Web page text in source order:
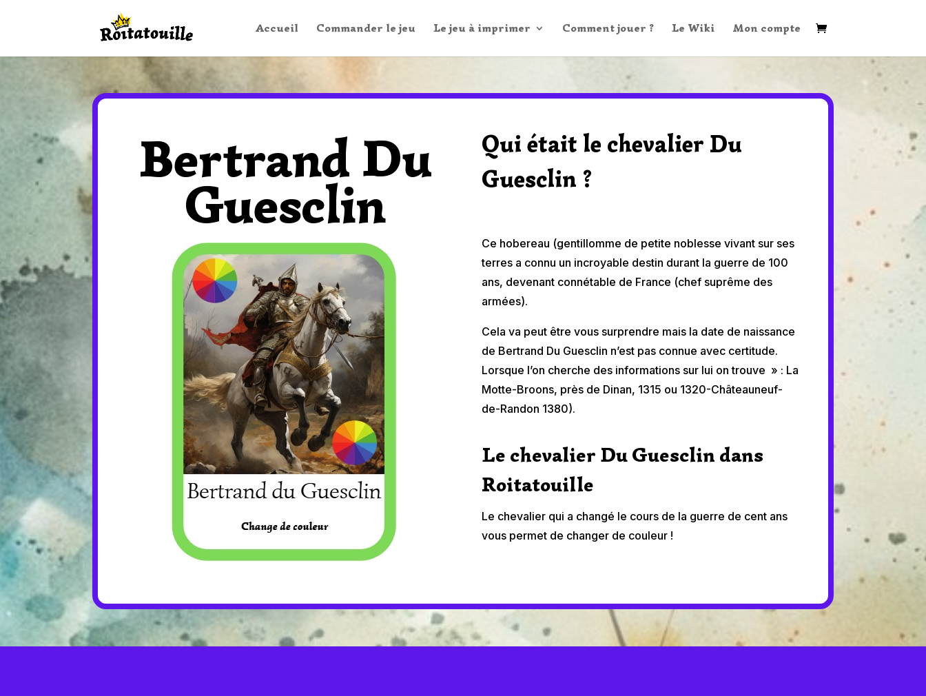
Accueil Commander le jeu Le jeu à imprimer Comment jouer ? Le Wiki Mon compte
Bertrand Du
Guesclin
Qui était le chevalier Du
Guesclin ?
Ce hobereau (gentillomme de petite noblesse vivant sur ses
terres a connu un incroyable destin durant la guerre de 100
ans, devenant connétable de France (chef suprême des
armées).
Cela va peut être vous surprendre mais la date de naissance
de Bertrand Du Guesclin n’est pas connue avec certitude.
Lorsque l’on cherche des informations sur lui on trouve » : La
Motte-Broons, près de Dinan, 1315 ou 1320-Châteauneuf-
de-Randon 1380).
Le chevalier Du Guesclin dans
Roitatouille
Le chevalier qui a changé le cours de la guerre de cent ans
vous permet de changer de couleur !